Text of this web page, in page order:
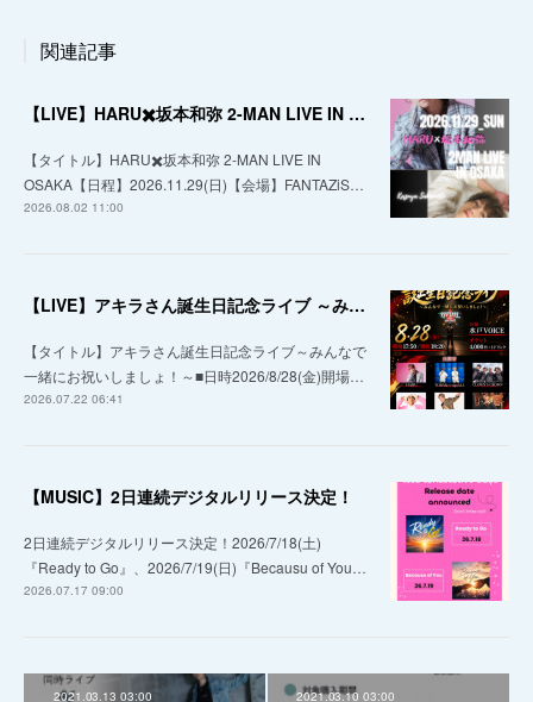
関連記事
【LIVE】HARU✖️坂本和弥 2-MAN LIVE IN OSAKA
【タイトル】HARU✖️坂本和弥 2-MAN LIVE IN
OSAKA【日程】2026.11.29(日)【会場】FANTAZiS…
2026.08.02 11:00
【LIVE】アキラさん誕生日記念ライブ ～みんなで一緒にお祝いしましょ！～
【タイトル】アキラさん誕生日記念ライブ～みんなで
一緒にお祝いしましょ！～■日時2026/8/28(金)開場…
2026.07.22 06:41
【MUSIC】2日連続デジタルリリース決定！
2日連続デジタルリリース決定！2026/7/18(土)
『Ready to Go』、2026/7/19(日)『Becausu of You…
2026.07.17 09:00
2021.03.13 03:00 2021.03.10 03:00